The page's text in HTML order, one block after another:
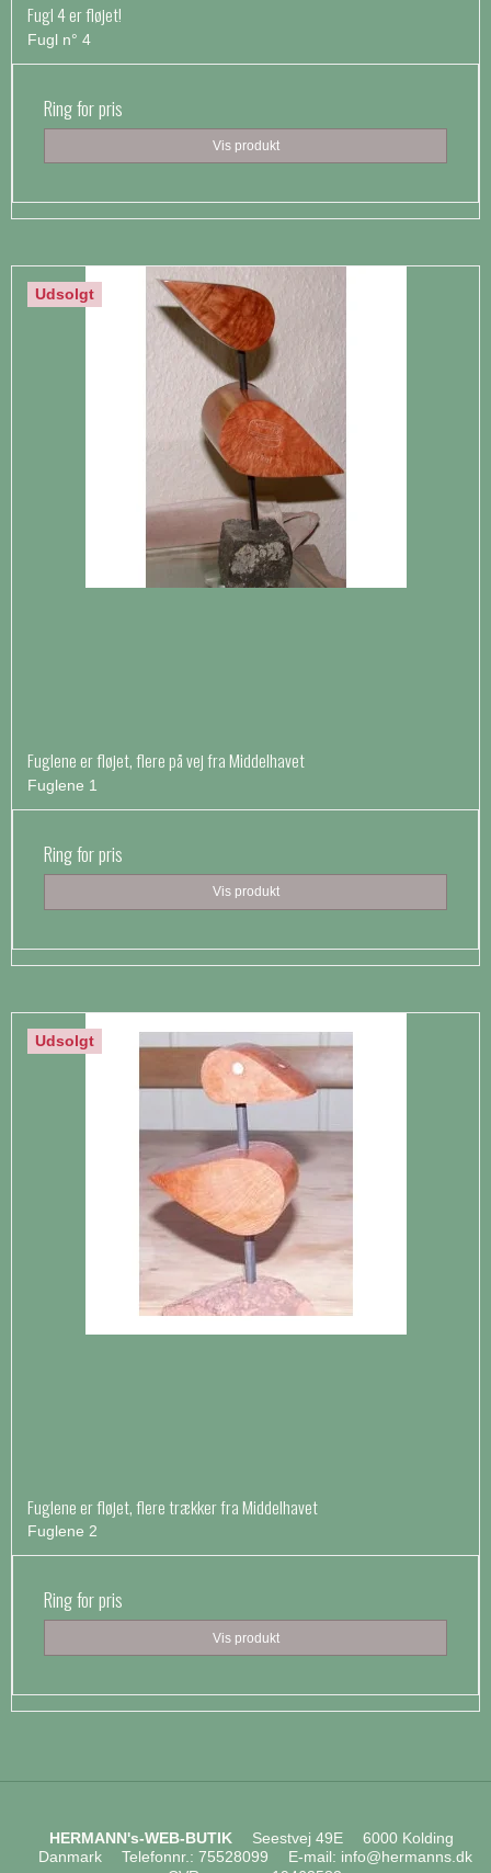
Fugl 4 er fløjet!
Fugl n° 4
Ring for pris
Vis produkt
Udsolgt
Fuglene er fløjet, flere på vej fra Middelhavet
Fuglene 1
Ring for pris
Vis produkt
Udsolgt
Fuglene er fløjet, flere trækker fra Middelhavet
Fuglene 2
Ring for pris
Vis produkt
HERMANN's-WEB-BUTIK Seestvej 49E
6000 Kolding
Danmark
Telefonnr.: 75528099 E-mail: info@hermanns.dk